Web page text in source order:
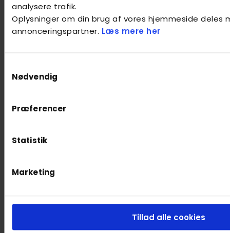
analysere trafik.
Oplysninger om din brug af vores hjemmeside deles
annonceringspartner. Læs mere her
Nødvendig
Præferencer
Statistik
Marketing
Tillad alle cookies